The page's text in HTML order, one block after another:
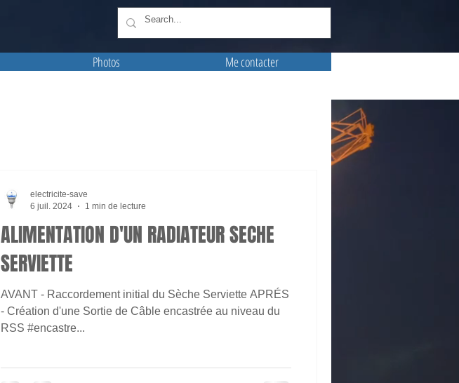
Photos Me contacter
ALIMENTATION D'UN RADIATEUR SECHE
SERVIETTE
AVANT - Raccordement initial du Sèche Serviette APRÉS
- Création d'une Sortie de Câble encastrée au niveau du
RSS #encastre...
electricite-save
6 juil. 2024
1 min de lecture